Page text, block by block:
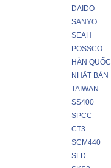
DAIDO
SANYO
SEAH
POSSCO
HÀN QUỐC
NHẬT BẢN
TAIWAN
SS400
SPCC
CT3
SCM440
SLD